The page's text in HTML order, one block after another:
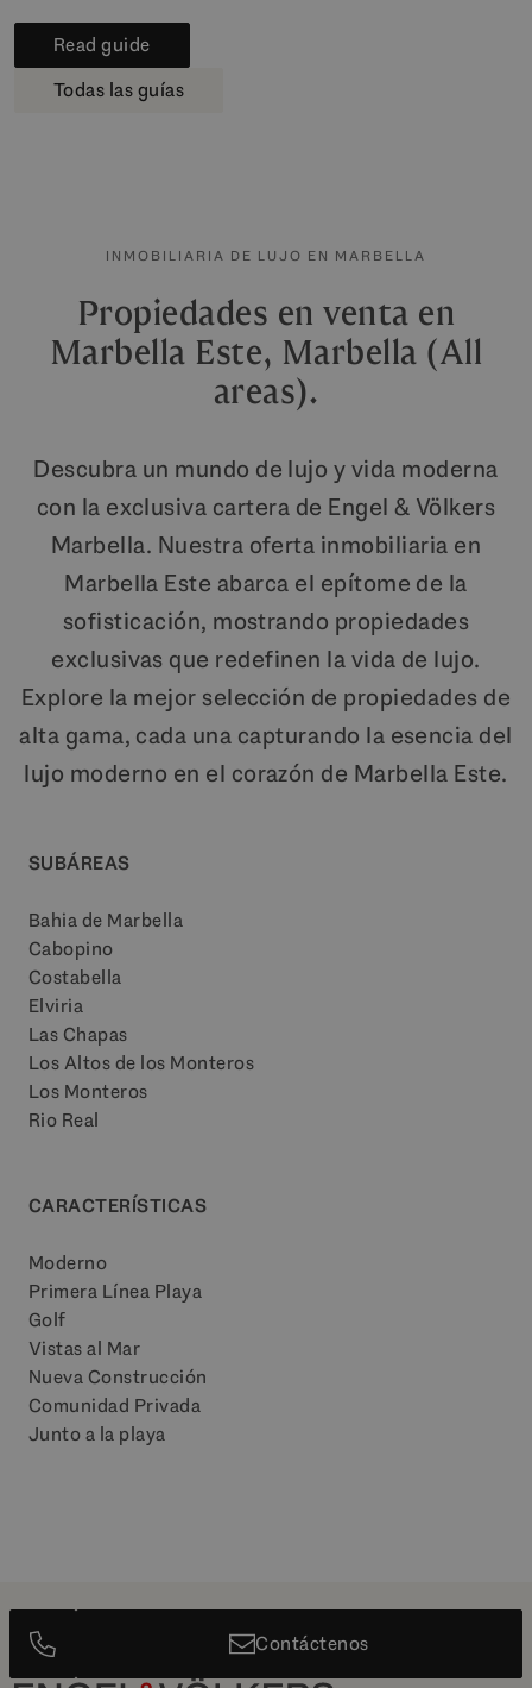
Read guide
Todas las guías
INMOBILIARIA DE LUJO EN MARBELLA
Propiedades en venta en
Marbella Este, Marbella (All
areas).
Descubra un mundo de lujo y vida moderna
con la exclusiva cartera de Engel & Völkers
Marbella. Nuestra oferta inmobiliaria en
Marbella Este abarca el epítome de la
sofisticación, mostrando propiedades
exclusivas que redefinen la vida de lujo.
Explore la mejor selección de propiedades de
alta gama, cada una capturando la esencia del
lujo moderno en el corazón de Marbella Este.
SUBÁREAS
Bahia de Marbella
Cabopino
Costabella
Elviria
Las Chapas
Los Altos de los Monteros
Los Monteros
Rio Real
CARACTERÍSTICAS
Moderno
Primera Línea Playa
Golf
Vistas al Mar
Nueva Construcción
Comunidad Privada
Junto a la playa
Contáctenos